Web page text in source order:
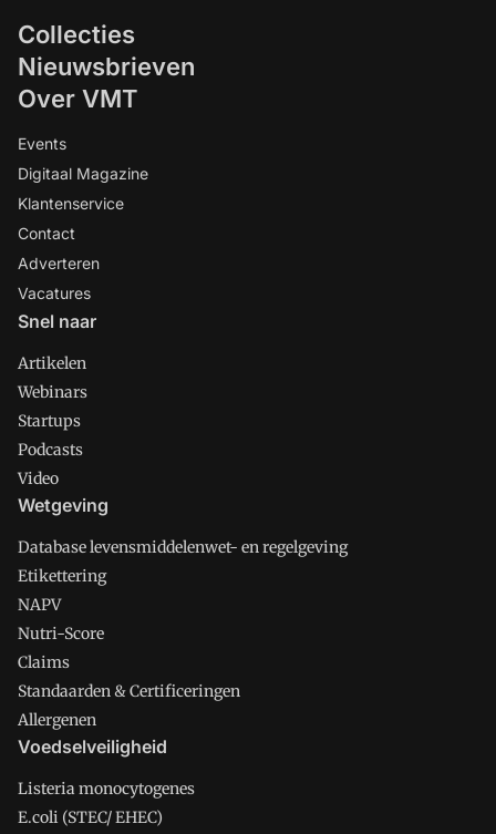
Collecties
Nieuwsbrieven
Over VMT
Events
Digitaal Magazine
Klantenservice
Contact
Adverteren
Vacatures
Snel naar
Artikelen
Webinars
Startups
Podcasts
Video
Wetgeving
Database levensmiddelenwet- en regelgeving
Etikettering
NAPV
Nutri-Score
Claims
Standaarden & Certificeringen
Allergenen
Voedselveiligheid
Listeria monocytogenes
E.coli (STEC/ EHEC)